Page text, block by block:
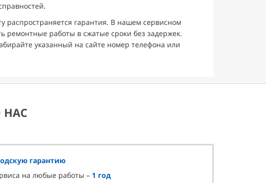
распространяется гарантия. В нашем сервисном
ремонтные работы в сжатые сроки без задержек.
указанный на сайте номер телефона или
НАС
гарантию
на любые работы – 1 год